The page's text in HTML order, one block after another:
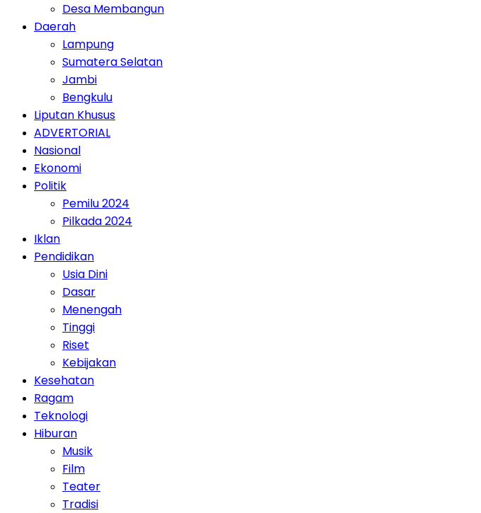
Desa Membangun
Daerah
Lampung
Sumatera Selatan
Jambi
Bengkulu
Liputan Khusus
ADVERTORIAL
Nasional
Ekonomi
Politik
Pemilu 2024
Pilkada 2024
Iklan
Pendidikan
Usia Dini
Dasar
Menengah
Tinggi
Riset
Kebijakan
Kesehatan
Ragam
Teknologi
Hiburan
Musik
Film
Teater
Tradisi